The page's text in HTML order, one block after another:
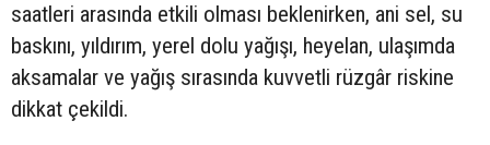
saatleri arasında etkili olması beklenirken, ani sel, su
baskını, yıldırım, yerel dolu yağışı, heyelan, ulaşımda
aksamalar ve yağış sırasında kuvvetli rüzgâr riskine
dikkat çekildi.